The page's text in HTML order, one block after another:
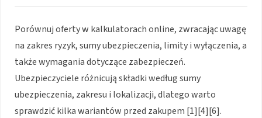
Porównuj oferty w kalkulatorach online, zwracając uwagę
na zakres ryzyk, sumy ubezpieczenia, limity i wyłączenia, a
także wymagania dotyczące zabezpieczeń.
Ubezpieczyciele różnicują składki według sumy
ubezpieczenia, zakresu i lokalizacji, dlatego warto
sprawdzić kilka wariantów przed zakupem [1][4][6].